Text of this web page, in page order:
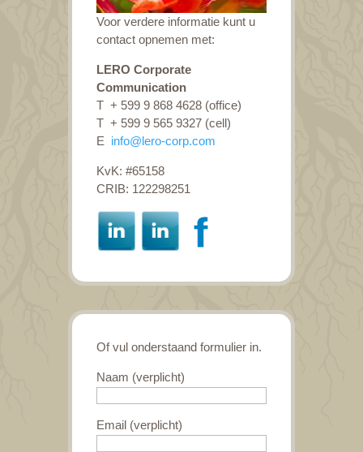
Voor verdere informatie kunt u
contact opnemen met:
LERO Corporate
Communication
T + 599 9 868 4628 (office)
T + 599 9 565 9327 (cell)
E info@lero-corp.com
KvK: #65158
CRIB: 122298251
Of vul onderstaand formulier in.
Naam (verplicht)
Email (verplicht)